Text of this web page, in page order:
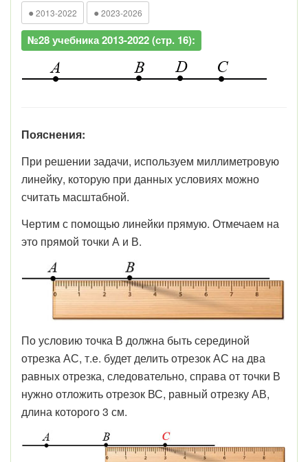
● 2013-2022 ● 2023-2026
№28 учебника 2013-2022 (стр. 16):
Пояснения:
При решении задачи, используем миллиметровую
линейку, которую при данных условиях можно
считать масштабной.
Чертим с помощью линейки прямую. Отмечаем на
это прямой точки А и В.
По условию точка В должна быть серединой
отрезка АС, т.е. будет делить отрезок АС на два
равных отрезка, следовательно, справа от точки В
нужно отложить отрезок ВС, равный отрезку АВ,
длина которого 3 см.